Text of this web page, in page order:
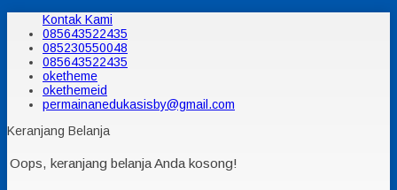
Kontak Kami
085643522435
085230550048
085643522435
oketheme
okethemeid
permainanedukasisby@gmail.com
Keranjang Belanja
Oops, keranjang belanja Anda kosong!